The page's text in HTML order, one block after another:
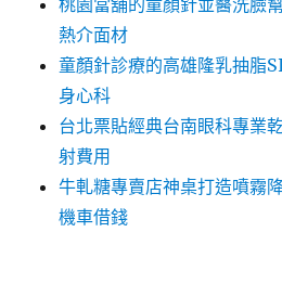
桃園當舖的童顏針並醫洗臉
熱介面材
童顏針診療的高雄隆乳抽脂
身心科
台北票貼經典台南眼科專業
射費用
牛軋糖專賣店神桌打造噴霧
機車借錢